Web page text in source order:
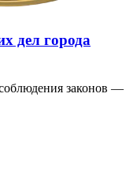
дел города
законов —